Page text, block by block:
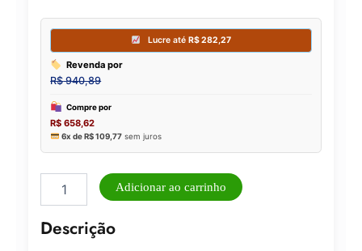
Eau
Adicionar ao carrinho
Descrição